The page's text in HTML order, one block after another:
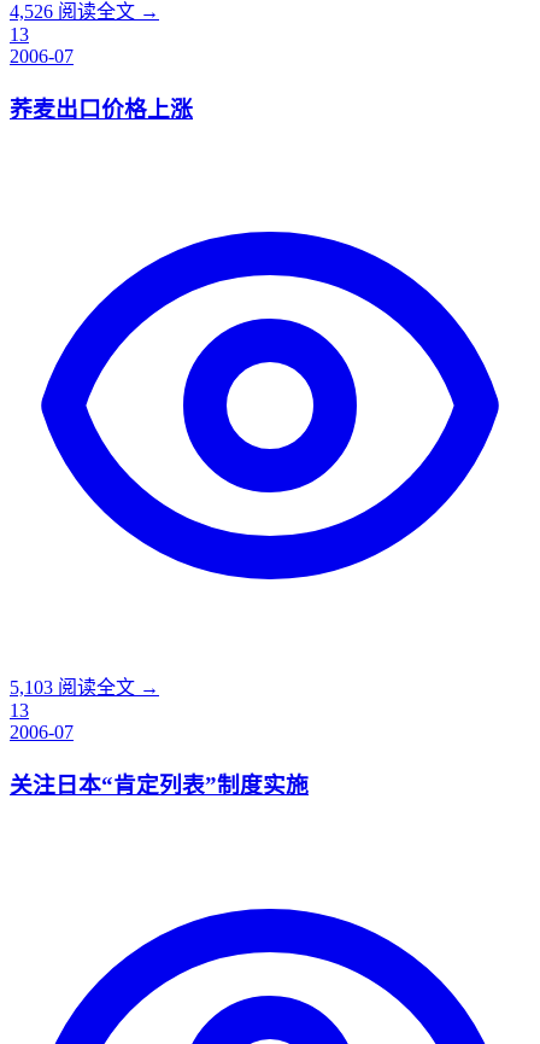
4,526 阅读全文 →
13
2006-07
荞麦出口价格上涨
5,103 阅读全文 →
13
2006-07
关注日本“肯定列表”制度实施